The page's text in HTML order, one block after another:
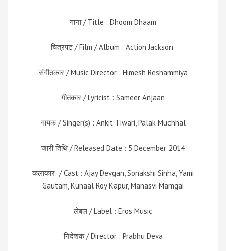
गाना / Title : Dhoom Dhaam
चित्रपट / Film / Album : Action Jackson
संगीतकार / Music Director : Himesh Reshammiya
गीतकार / Lyricist : Sameer Anjaan
गायक / Singer(s) : Ankit Tiwari, Palak Muchhal
जारी तिथि / Released Date : 5 December 2014
कलाकार / Cast : Ajay Devgan, Sonakshi Sinha, Yami
Gautam, Kunaal Roy Kapur, Manasvi Mamgai
लेबल / Label : Eros Music
निदेशक / Director : Prabhu Deva